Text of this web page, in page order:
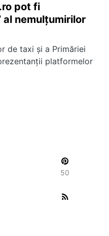
pot fi
al nemulțumirilor
de taxi și a Primăriei
platformelor
50